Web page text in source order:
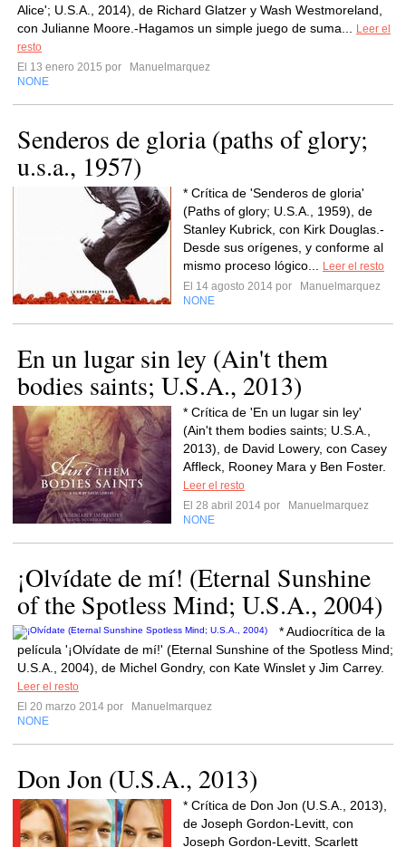
Alice'; U.S.A., 2014), de Richard Glatzer y Wash Westmoreland,
con Julianne Moore.-Hagamos un simple juego de suma...
Leer el
resto
El 13 enero 2015 por
Manuelmarquez
NONE
Senderos de gloria (paths of glory;
u.s.a., 1957)
* Crítica de 'Senderos de gloria'
(Paths of glory; U.S.A., 1959), de
Stanley Kubrick, con Kirk Douglas.-
Desde sus orígenes, y conforme al
mismo proceso lógico...
Leer el resto
El 14 agosto 2014 por
Manuelmarquez
NONE
En un lugar sin ley (Ain't them
bodies saints; U.S.A., 2013)
* Crítica de 'En un lugar sin ley'
(Ain't them bodies saints; U.S.A.,
2013), de David Lowery, con Casey
Affleck, Rooney Mara y Ben Foster.
Leer el resto
El 28 abril 2014 por
Manuelmarquez
NONE
¡Olvídate de mí! (Eternal Sunshine
of the Spotless Mind; U.S.A., 2004)
* Audiocrítica de la
película '¡Olvídate de mí!' (Eternal Sunshine of the Spotless Mind;
U.S.A., 2004), de Michel Gondry, con Kate Winslet y Jim Carrey.
Leer el resto
El 20 marzo 2014 por
Manuelmarquez
NONE
Don Jon (U.S.A., 2013)
* Crítica de Don Jon (U.S.A., 2013),
de Joseph Gordon-Levitt, con
Joseph Gordon-Levitt, Scarlett